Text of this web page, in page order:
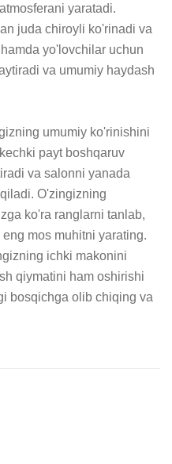
yaratadi.
juda chiroyli ko'rinadi va
yo'lovchilar uchun
va umumiy haydash
umumiy ko'rinishini
payt boshqaruv
va salonni yanada
O'zingizning
ko'ra ranglarni tanlab,
mos muhitni yarating.
ichki makonini
qiymatini ham oshirishi
bosqichga olib chiqing va